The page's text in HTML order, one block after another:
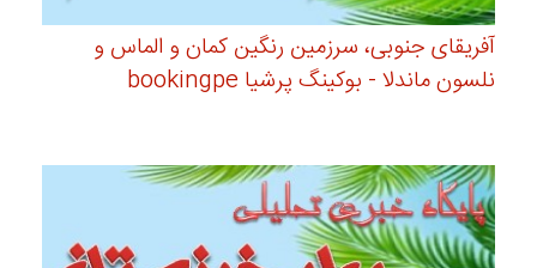
آفریقای جنوبی، سرزمین رنگین کمان و الماس و
نلسون ماندلا - بوکینگ پرشیا bookingpe